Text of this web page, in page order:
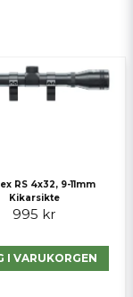
RS 4x32, 9-11mm
Kikarsikte
995 kr
I VARUKORGEN